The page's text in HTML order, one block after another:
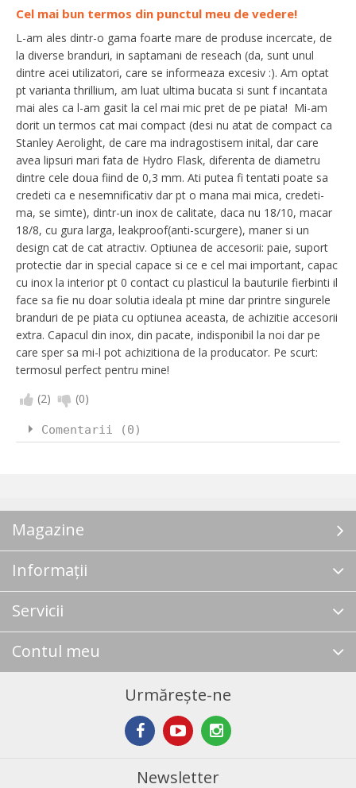
Cel mai bun termos din punctul meu de vedere!
L-am ales dintr-o gama foarte mare de produse incercate, de
la diverse branduri, in saptamani de reseach (da, sunt unul
dintre acei utilizatori, care se informeaza excesiv :). Am optat
pt varianta thrillium, am luat ultima bucata si sunt f incantata
mai ales ca l-am gasit la cel mai mic pret de pe piata! Mi-am
dorit un termos cat mai compact (desi nu atat de compact ca
Stanley Aerolight, de care ma indragostisem inital, dar care
avea lipsuri mari fata de Hydro Flask, diferenta de diametru
dintre cele doua fiind de 0,3 mm. Ati putea fi tentati poate sa
credeti ca e nesemnificativ dar pt o mana mai mica, credeti-
ma, se simte), dintr-un inox de calitate, daca nu 18/10, macar
18/8, cu gura larga, leakproof(anti-scurgere), maner si un
design cat de cat atractiv. Optiunea de accesorii: paie, suport
protectie dar in special capace si ce e cel mai important, capac
cu inox la interior pt 0 contact cu plasticul la bauturile fierbinti il
face sa fie nu doar solutia ideala pt mine dar printre singurele
branduri de pe piata cu optiunea aceasta, de achizitie accesorii
extra. Capacul din inox, din pacate, indisponibil la noi dar pe
care sper sa mi-l pot achizitiona de la producator. Pe scurt:
termosul perfect pentru mine!
(2) (0)
Comentarii (0)
Magazine
Informații
Servicii
Contul meu
Urmărește-ne
Newsletter